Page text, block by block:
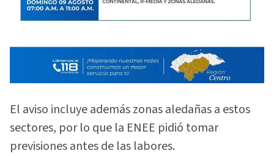
El aviso incluye además zonas aledañas a estos
sectores, por lo que la ENEE pidió tomar
previsiones antes de las labores.